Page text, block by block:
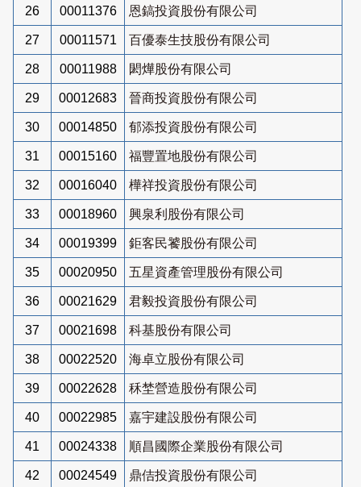
26 00011376 恩鎬投資股份有限公司
27 00011571 百優泰生技股份有限公司
28 00011988 閎燁股份有限公司
29 00012683 晉商投資股份有限公司
30 00014850 郁添投資股份有限公司
31 00015160 福豐置地股份有限公司
32 00016040 樺祥投資股份有限公司
33 00018960 興泉利股份有限公司
34 00019399 鉅客民饕股份有限公司
35 00020950 五星資產管理股份有限公司
36 00021629 君毅投資股份有限公司
37 00021698 科基股份有限公司
38 00022520 海卓立股份有限公司
39 00022628 秝埜營造股份有限公司
40 00022985 嘉宇建設股份有限公司
41 00024338 順昌國際企業股份有限公司
42 00024549 鼎佶投資股份有限公司